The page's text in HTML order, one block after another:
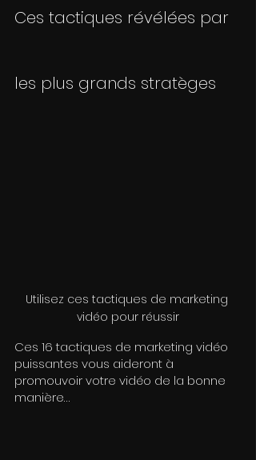
Ces tactiques révélées par
les plus grands stratèges
Utilisez ces tactiques de marketing
vidéo pour réussir
Ces 16 tactiques de marketing vidéo
puissantes vous aideront à
promouvoir votre vidéo de la bonne
manière…